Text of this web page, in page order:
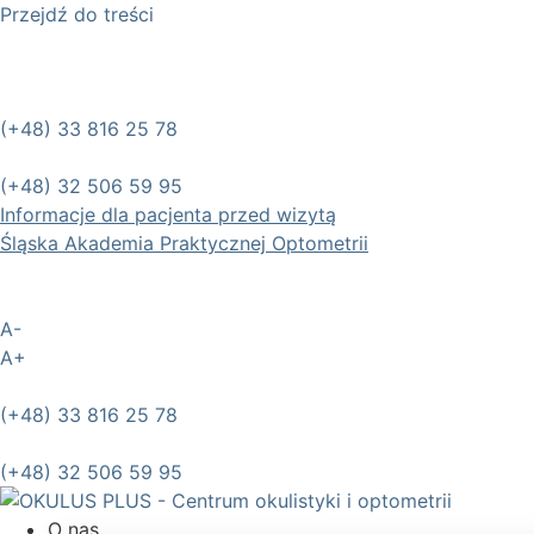
Przejdź do treści
(+48) 33 816 25 78
(+48) 32 506 59 95
Informacje dla pacjenta przed wizytą
Śląska Akademia Praktycznej Optometrii
A-
A+
(+48) 33 816 25 78
(+48) 32 506 59 95
O nas